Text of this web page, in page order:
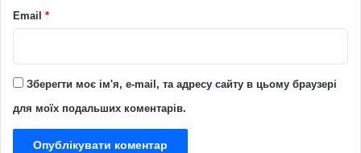
Email *
Зберегти моє ім'я, e-mail, та адресу сайту в цьому браузері
для моїх подальших коментарів.